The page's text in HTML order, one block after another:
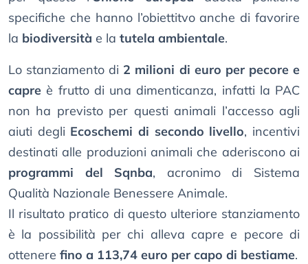
specifiche che hanno l’obiettitvo anche di favorire
la biodiversità e la tutela ambientale.
Lo stanziamento di 2 milioni di euro per pecore e
capre è frutto di una dimenticanza, infatti la PAC
non ha previsto per questi animali l’accesso agli
aiuti degli Ecoschemi di secondo livello, incentivi
destinati alle produzioni animali che aderiscono ai
programmi del Sqnba, acronimo di Sistema
Qualità Nazionale Benessere Animale.
Il risultato pratico di questo ulteriore stanziamento
è la possibilità per chi alleva capre e pecore di
ottenere fino a 113,74 euro per capo di bestiame.